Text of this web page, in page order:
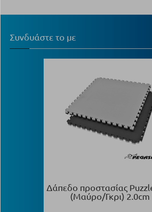
Συνδυάστε το με
Δάπεδο προστασίας
(Μαύρο/Γκρι) 2.0cm